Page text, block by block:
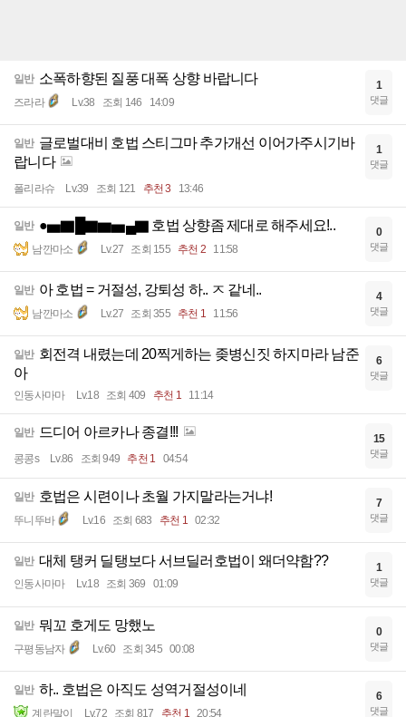
일반 소폭하향된 질풍 대폭 상향 바랍니다
즈라라 Lv.38 조회 146 14:09
1
댓글
일반 글로벌대비 호법 스티그마 추가개선 이어가주시기바
랍니다
폴리라슈 Lv.39 조회 121 추천 3 13:46
1
댓글
일반 ●▅▇█▇▆▅▄▇ 호법 상향좀 제대로 해주세요!..
남깐마소 Lv.27 조회 155 추천 2 11:58
0
댓글
일반 아 호법 = 거절성, 강퇴성 하.. ㅈ 같네..
남깐마소 Lv.27 조회 355 추천 1 11:56
4
댓글
일반 회전격 내렸는데 20찍게하는 좆병신짓 하지마라 남준
아
인동사마마 Lv.18 조회 409 추천 1 11:14
6
댓글
일반 드디어 아르카나 종결!!!
콩콩s Lv.86 조회 949 추천 1 04:54
15
댓글
일반 호법은 시련이나 초월 가지말라는거냐!
뚜니뚜바 Lv.16 조회 683 추천 1 02:32
7
댓글
일반 대체 탱커 딜탱보다 서브딜러호법이 왜더약함??
인동사마마 Lv.18 조회 369 01:09
1
댓글
일반 뭐꼬 호게도 망했노
구평동남자 Lv.60 조회 345 00:08
0
댓글
일반 하.. 호법은 아직도 성역거절성이네
계란말이 Lv.72 조회 817 추천 1 20:54
6
댓글